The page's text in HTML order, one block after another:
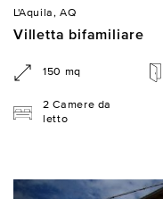
L'Aquila, AQ
Villetta bifamiliare
150 mq
2 Camere da
letto